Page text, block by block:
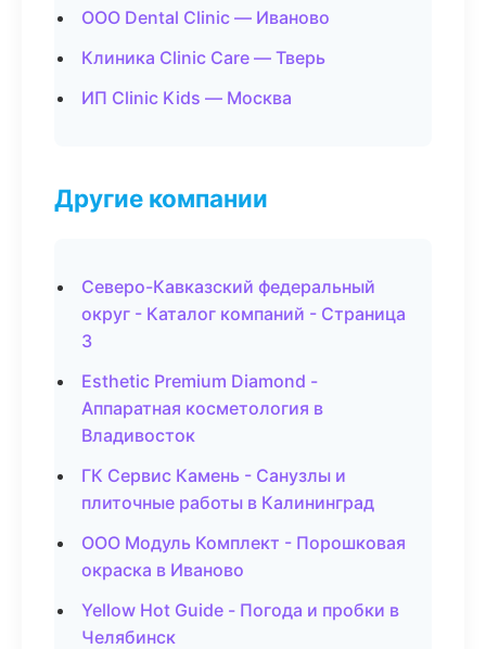
ООО Dental Clinic — Иваново
Клиника Clinic Care — Тверь
ИП Clinic Kids — Москва
Другие компании
Северо-Кавказский федеральный
округ - Каталог компаний - Страница
3
Esthetic Premium Diamond -
Аппаратная косметология в
Владивосток
ГК Сервис Камень - Санузлы и
плиточные работы в Калининград
ООО Модуль Комплект - Порошковая
окраска в Иваново
Yellow Hot Guide - Погода и пробки в
Челябинск